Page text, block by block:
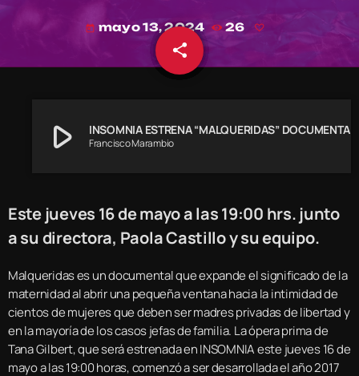
today mayo 13, 2024 26
share
email
play_arrow Francisco Marambio
Este jueves 16 de mayo a las 19:00 hrs. junto
a su directora, Paola Castillo y su equipo.
Malqueridas es un documental que expande el significado de la
maternidad al abrir una pequeña ventana hacia la intimidad de
cientos de mujeres que deben ser madres privadas de libertad y
en la mayoría de los casos jefas de familia. La ópera prima de
Tana Gilbert, que será estrenada en INSOMNIA este jueves 16 de
mayo a las 19:00 horas, comenzó a ser desarrollada el año 2017